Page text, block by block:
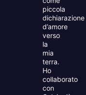
piccola
dichiarazione
d’amore
verso
la
mia
terra.
Ho
collaborato
con